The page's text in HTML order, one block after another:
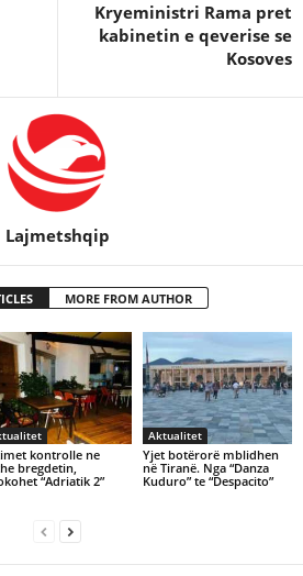
Kryeministri Rama pret
kabinetin e qeverise se
Kosoves
Lajmetshqip
MORE FROM AUTHOR
kontrolle ne
bregdetin,
“Adriatik 2”
Aktualitet
Yjet botërorë mblidhen
në Tiranë. Nga “Danza
Kuduro” te “Despacito”